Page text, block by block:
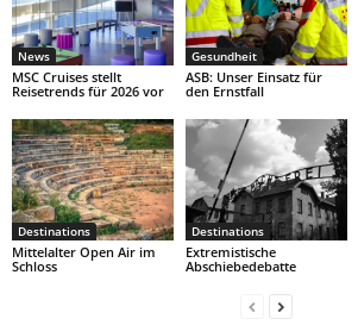
News
MSC Cruises stellt
Reisetrends für 2026 vor
Gesundheit
ASB: Unser Einsatz für
den Ernstfall
Destinations
Mittelalter Open Air im
Schloss
Destinations
Extremistische
Abschiebedebatte